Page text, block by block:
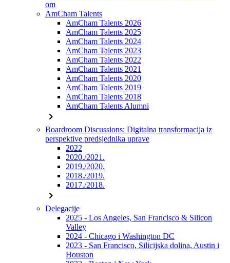
om
AmCham Talents
AmCham Talents 2026
AmCham Talents 2025
AmCham Talents 2024
AmCham Talents 2023
AmCham Talents 2022
AmCham Talents 2021
AmCham Talents 2020
AmCham Talents 2019
AmCham Talents 2018
AmCham Talents Alumni
chevron_right
Boardroom Discussions: Digitalna transformacija iz
perspektive predsjednika uprave
2022
2020./2021.
2019./2020.
2018./2019.
2017./2018.
chevron_right
Delegacije
2025 - Los Angeles, San Francisco & Silicon
Valley
2024 - Chicago i Washington DC
2023 - San Francisco, Silicijska dolina, Austin i
Houston